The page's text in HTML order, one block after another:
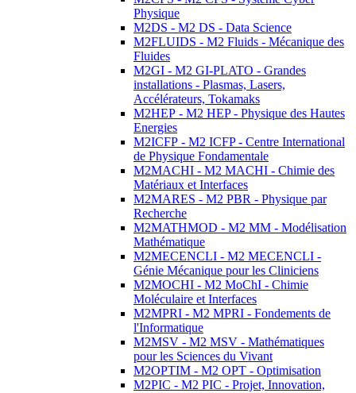
Physique
M2DS - M2 DS - Data Science
M2FLUIDS - M2 Fluids - Mécanique des
Fluides
M2GI - M2 GI-PLATO - Grandes
installations - Plasmas, Lasers,
Accélérateurs, Tokamaks
M2HEP - M2 HEP - Physique des Hautes
Energies
M2ICFP - M2 ICFP - Centre International
de Physique Fondamentale
M2MACHI - M2 MACHI - Chimie des
Matériaux et Interfaces
M2MARES - M2 PBR - Physique par
Recherche
M2MATHMOD - M2 MM - Modélisation
Mathématique
M2MECENCLI - M2 MECENCLI -
Génie Mécanique pour les Cliniciens
M2MOCHI - M2 MoChI - Chimie
Moléculaire et Interfaces
M2MPRI - M2 MPRI - Fondements de
l'Informatique
M2MSV - M2 MSV - Mathématiques
pour les Sciences du Vivant
M2OPTIM - M2 OPT - Optimisation
M2PIC - M2 PIC - Projet, Innovation,